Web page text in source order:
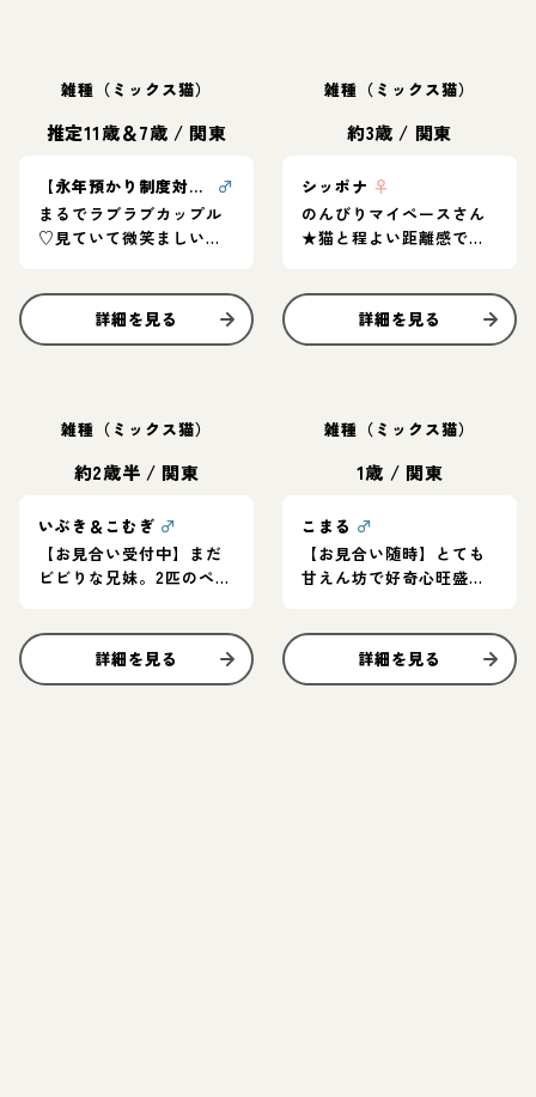
雑種（ミックス猫）
推定11歳＆7歳 / 関東
【永年預かり制度対象】ソックス＆ベリー
♂
まるでラブラブカップル
♡見ていて微笑ましい仲
詳細を見る
雑種（ミックス猫）
約3歳 / 関東
シッポナ ♀
のんびりマイペースさん
★猫と程よい距離感で暮
詳細を見る
雑種（ミックス猫）
約2歳半 / 関東
いぶき＆こむぎ ♂
【お見合い受付中】まだ
ビビりな兄妹。2匹のペー
詳細を見る
雑種（ミックス猫）
1歳 / 関東
こまる ♂
【お見合い随時】とても
甘えん坊で好奇心旺盛♡
詳細を見る